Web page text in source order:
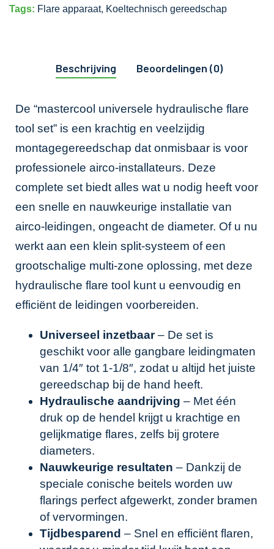
Tags: Flare apparaat, Koeltechnisch gereedschap
Beschrijving Beoordelingen (0)
De “mastercool universele hydraulische flare
tool set” is een krachtig en veelzijdig
montagegereedschap dat onmisbaar is voor
professionele airco-installateurs. Deze
complete set biedt alles wat u nodig heeft voor
een snelle en nauwkeurige installatie van
airco-leidingen, ongeacht de diameter. Of u nu
werkt aan een klein split-systeem of een
grootschalige multi-zone oplossing, met deze
hydraulische flare tool kunt u eenvoudig en
efficiënt de leidingen voorbereiden.
Universeel inzetbaar– De set is
geschikt voor alle gangbare leidingmaten
van 1/4″ tot 1-1/8″, zodat u altijd het juiste
gereedschap bij de hand heeft.
Hydraulische aandrijving – Met één
druk op de hendel krijgt u krachtige en
gelijkmatige flares, zelfs bij grotere
diameters.
Nauwkeurige resultaten – Dankzij de
speciale conische beitels worden uw
flarings perfect afgewerkt, zonder bramen
of vervormingen.
Tijdbesparend – Snel en efficiënt flaren,